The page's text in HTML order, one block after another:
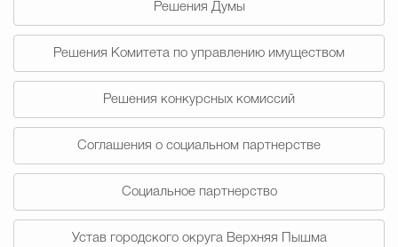
Градостроительство и
Государственные организации
Решения Думы
Решения Комитета по управлению имуществом
Решения конкурсных комиссий
Соглашения о социальном партнерстве
Социальное партнерство
Устав городского округа Верхняя Пышма